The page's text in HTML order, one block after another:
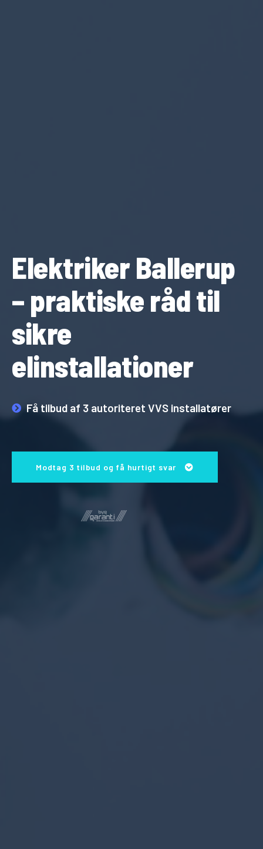
Elektriker Ballerup
– praktiske råd til
sikre
elinstallationer
Få tilbud af 3 autoriteret VVS installatører
Modtag 3 tilbud og få hurtigt svar